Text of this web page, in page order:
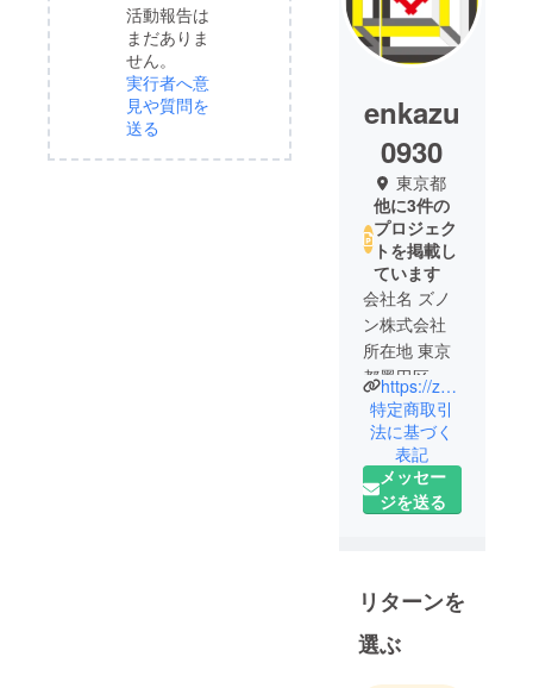
活動報告は
まだありま
せん。
実行者へ意
見や質問を
送る
enkazu
0930
東京都
他に3件の
プロジェク
トを掲載し
ています
会社名 ズノ
ン株式会社
所在地 東京
都墨田区
事業内容 画
像、映像撮
影機器の開
発・販売
代表取締役
4月1日
人生をより
https://znonz.co.jp
特定商取引
法に基づく
表記
メッセー
ジを送る
リターンを
選ぶ